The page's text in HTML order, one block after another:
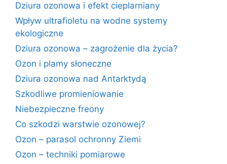
Dziura ozonowa i efekt cieplarniany
Wpływ ultrafioletu na wodne systemy
ekologiczne
Dziura ozonowa – zagrożenie dla życia?
Ozon i plamy słoneczne
Dziura ozonowa nad Antarktydą
Szkodliwe promieniowanie
Niebezpieczne freony
Co szkodzi warstwie ozonowej?
Ozon – parasol ochronny Ziemi
Ozon – techniki pomiarowe